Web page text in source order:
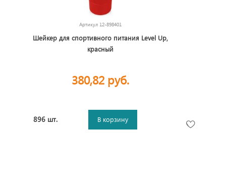
Артикул 12-898401
Шейкер для спортивного питания Level Up,
красный
380,82 руб.
896 шт. В корзину